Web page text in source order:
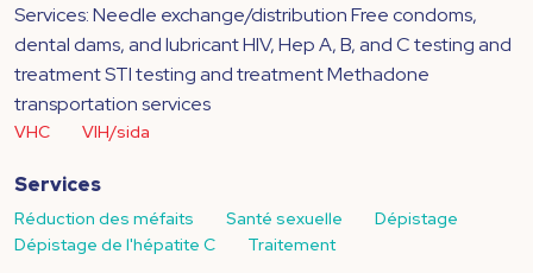
Services: Needle exchange/distribution Free condoms,
dental dams, and lubricant HIV, Hep A, B, and C testing and
treatment STI testing and treatment Methadone
transportation services
VHC VIH/sida
Services
Réduction des méfaits Santé sexuelle
Dépistage
Dépistage de l'hépatite C
Traitement